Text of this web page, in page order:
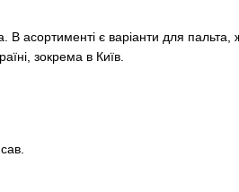
асортименті є варіанти для пальта,
зокрема в Київ.